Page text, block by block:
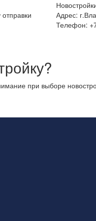
Адрес:
Телефон:
при выборе